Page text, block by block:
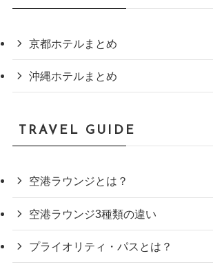
京都ホテルまとめ
沖縄ホテルまとめ
TRAVEL GUIDE
空港ラウンジとは？
空港ラウンジ3種類の違い
プライオリティ・パスとは？